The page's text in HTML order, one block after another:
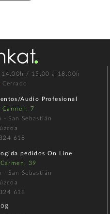
14.00h / 15.00 a 18.00h
Cerrado
Audio Profesional
7
San Sebastián
618
pedidos On Line
39
San Sebastián
618